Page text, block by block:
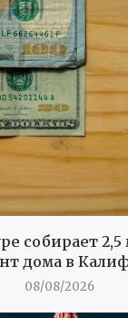
собирает
дома в
08/08/2026